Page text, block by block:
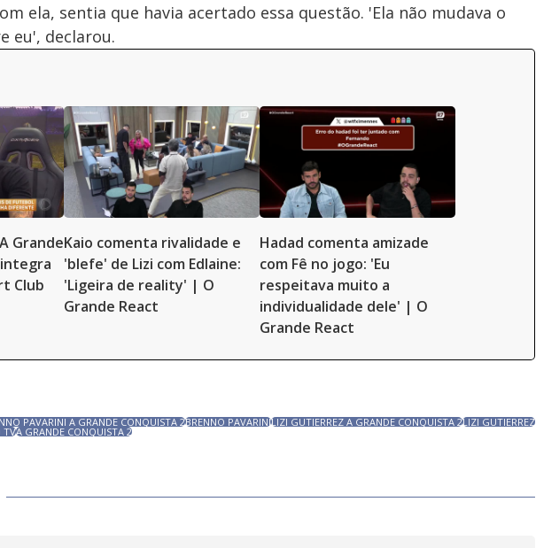
ela, sentia que havia acertado essa questão. 'Ela não mudava o
eu', declarou.
Grande
Club
Kaio comenta rivalidade e
'blefe' de Lizi com Edlaine:
'Ligeira de reality' | O
Grande React
Hadad comenta amizade
com Fê no jogo: 'Eu
respeitava muito a
individualidade dele' | O
Grande React
PAVARINI A GRANDE CONQUISTA 2BRENNO PAVARINILIZI GUTIERREZ A GRANDE CONQUISTA 2LIZI GUTIERREZ
TVA GRANDE CONQUISTA 2